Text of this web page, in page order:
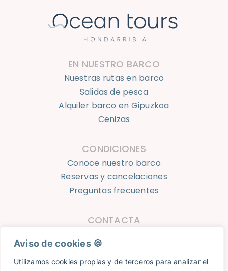
Aviso de cookies 🍪​
Utilizamos cookies propias y de terceros para analizar el
EN NUESTRO BARCO
Nuestras rutas en barco
Salidas de pesca
Alquiler barco en Gipuzkoa
Cenizas
CONDICIONES
Conoce nuestro barco
Reservas y cancelaciones
Preguntas frecuentes
CONTACTA
info@oceantourshondarribia.com